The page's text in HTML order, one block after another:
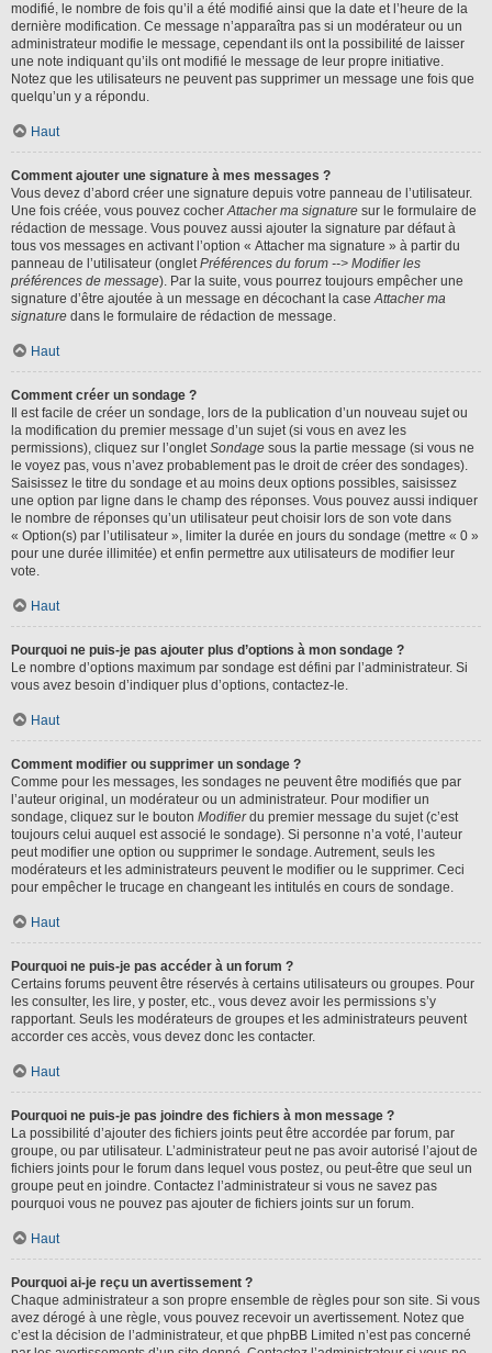
modifié, le nombre de fois qu’il a été modifié ainsi que la date et l’heure de la
dernière modification. Ce message n’apparaîtra pas si un modérateur ou un
administrateur modifie le message, cependant ils ont la possibilité de laisser
une note indiquant qu’ils ont modifié le message de leur propre initiative.
Notez que les utilisateurs ne peuvent pas supprimer un message une fois que
quelqu’un y a répondu.
Haut
Comment ajouter une signature à mes messages ?
Vous devez d’abord créer une signature depuis votre panneau de l’utilisateur.
Une fois créée, vous pouvez cocherAttacher ma signature sur le formulaire de
rédaction de message. Vous pouvez aussi ajouter la signature par défaut à
tous vos messages en activant l’option « Attacher ma signature » à partir du
panneau de l’utilisateur (ongletPréférences du forum --> Modifier les
préférences de message). Par la suite, vous pourrez toujours empêcher une
signature d’être ajoutée à un message en décochant la caseAttacher ma
signature dans le formulaire de rédaction de message.
Haut
Comment créer un sondage ?
Il est facile de créer un sondage, lors de la publication d’un nouveau sujet ou
la modification du premier message d’un sujet (si vous en avez les
permissions), cliquez sur l’ongletSondage sous la partie message (si vous ne
le voyez pas, vous n’avez probablement pas le droit de créer des sondages).
Saisissez le titre du sondage et au moins deux options possibles, saisissez
une option par ligne dans le champ des réponses. Vous pouvez aussi indiquer
le nombre de réponses qu’un utilisateur peut choisir lors de son vote dans
« Option(s) par l’utilisateur », limiter la durée en jours du sondage (mettre « 0 »
pour une durée illimitée) et enfin permettre aux utilisateurs de modifier leur
vote.
Haut
Pourquoi ne puis-je pas ajouter plus d’options à mon sondage ?
Le nombre d’options maximum par sondage est défini par l’administrateur. Si
vous avez besoin d’indiquer plus d’options, contactez-le.
Haut
Comment modifier ou supprimer un sondage ?
Comme pour les messages, les sondages ne peuvent être modifiés que par
l’auteur original, un modérateur ou un administrateur. Pour modifier un
sondage, cliquez sur le bouton Modifierdu premier message du sujet (c’est
toujours celui auquel est associé le sondage). Si personne n’a voté, l’auteur
peut modifier une option ou supprimer le sondage. Autrement, seuls les
modérateurs et les administrateurs peuvent le modifier ou le supprimer. Ceci
pour empêcher le trucage en changeant les intitulés en cours de sondage.
Haut
Pourquoi ne puis-je pas accéder à un forum ?
Certains forums peuvent être réservés à certains utilisateurs ou groupes. Pour
les consulter, les lire, y poster, etc., vous devez avoir les permissions s’y
rapportant. Seuls les modérateurs de groupes et les administrateurs peuvent
accorder ces accès, vous devez donc les contacter.
Haut
Pourquoi ne puis-je pas joindre des fichiers à mon message ?
La possibilité d’ajouter des fichiers joints peut être accordée par forum, par
groupe, ou par utilisateur. L’administrateur peut ne pas avoir autorisé l’ajout de
fichiers joints pour le forum dans lequel vous postez, ou peut-être que seul un
groupe peut en joindre. Contactez l’administrateur si vous ne savez pas
pourquoi vous ne pouvez pas ajouter de fichiers joints sur un forum.
Haut
Pourquoi ai-je reçu un avertissement ?
Chaque administrateur a son propre ensemble de règles pour son site. Si vous
avez dérogé à une règle, vous pouvez recevoir un avertissement. Notez que
c’est la décision de l’administrateur, et que phpBB Limited n’est pas concerné